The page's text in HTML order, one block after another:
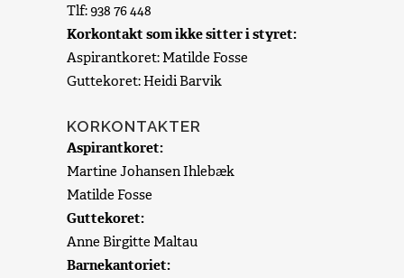
Tlf: 938 76 448
Korkontakt som ikke sitter i styret:
Aspirantkoret: Matilde Fosse
Guttekoret: Heidi Barvik
KORKONTAKTER
Aspirantkoret:
Martine Johansen Ihlebæk
Matilde Fosse
Guttekoret:
Anne Birgitte Maltau
Barnekantoriet: